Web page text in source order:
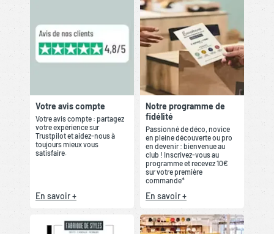
Votre avis compte
Votre avis compte : partagez
votre expérience sur
Trustpilot et aidez-nous à
toujours mieux vous
satisfaire.
En savoir +
Notre programme de
fidélité
Passionné de déco, novice
en pleine découverte ou pro
en devenir : bienvenue au
club ! Inscrivez-vous au
programme et recevez 10€
sur votre première
commande*
En savoir +